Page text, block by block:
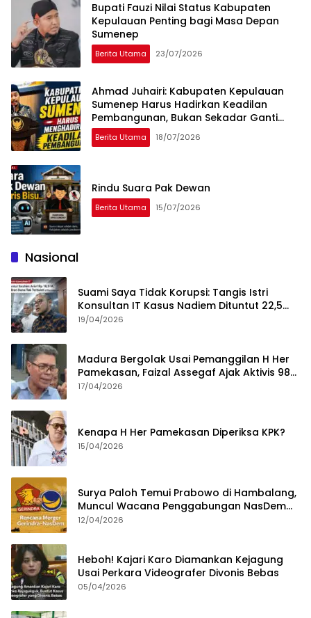
Bupati Fauzi Nilai Status Kabupaten
Kepulauan Penting bagi Masa Depan
Sumenep
Berita Utama 23/07/2026
Ahmad Juhairi: Kabupaten Kepulauan
Sumenep Harus Hadirkan Keadilan
Pembangunan, Bukan Sekadar Ganti
Nama
Berita Utama 18/07/2026
Rindu Suara Pak Dewan
Berita Utama 15/07/2026
Nasional
Suami Saya Tidak Korupsi: Tangis Istri
Konsultan IT Kasus Nadiem Dituntut 22,5
Tahun
19/04/2026
Madura Bergolak Usai Pemanggilan H Her
Pamekasan, Faizal Assegaf Ajak Aktivis 98
Bongkar Permainan KPK
17/04/2026
Kenapa H Her Pamekasan Diperiksa KPK?
15/04/2026
Surya Paloh Temui Prabowo di Hambalang,
Muncul Wacana Penggabungan NasDem
dan Gerindra
12/04/2026
Heboh! Kajari Karo Diamankan Kejagung
Usai Perkara Videografer Divonis Bebas
05/04/2026